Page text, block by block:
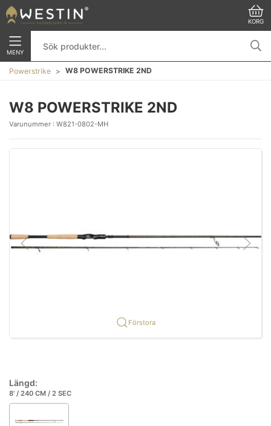
KORG
MENY
Powerstrike W8 POWERSTRIKE 2ND
W8 POWERSTRIKE 2ND
Varunummer : W821-0802-MH
Förstora
Längd:
8' / 240 CM / 2 SEC